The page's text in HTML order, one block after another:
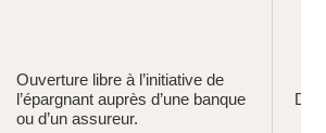
Ouverture libre à l’initiative de
l’épargnant auprès d’une banque
ou d’un assureur.